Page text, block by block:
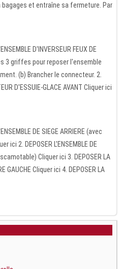
et entraîne sa fermeture. Par
D'INVERSEUR FEUX DE
3 griffes pour reposer l'ensemble
(b) Brancher le connecteur. 2.
D'ESSUIE-GLACE AVANT Cliquer ici
DE SIEGE ARRIERE (avec
2. DEPOSER L'ENSEMBLE DE
Cliquer ici 3. DEPOSER LA
GAUCHE Cliquer ici 4. DEPOSER LA